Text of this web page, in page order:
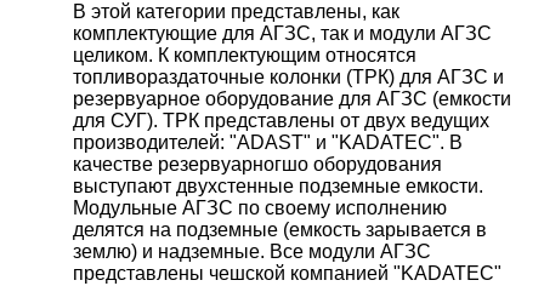
В этой категории представлены, как
комплектующие для АГЗС, так и модули АГЗС
целиком. К комплектующим относятся
топливораздаточные колонки (ТРК) для АГЗС и
резервуарное оборудование для АГЗС (емкости
для СУГ). ТРК представлены от двух ведущих
производителей: "ADAST" и "KADATEC". В
качестве резервуарногшо оборудования
выступают двухстенные подземные емкости.
Модульные АГЗС по своему исполнению
делятся на подземные (емкость зарывается в
землю) и надземные. Все модули АГЗС
представлены чешской компанией "KADATEC"